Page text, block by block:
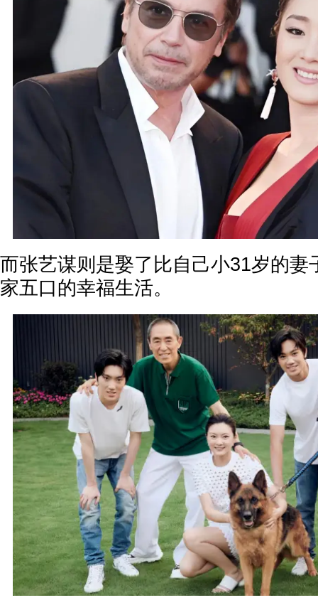
而张艺谋则是娶了比自己小31岁的妻
家五口的幸福生活。